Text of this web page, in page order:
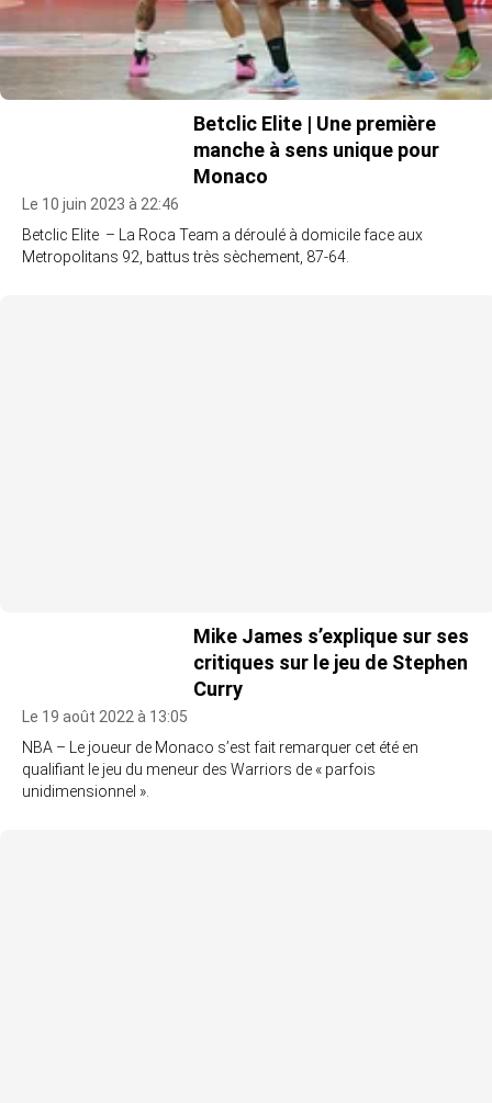
Betclic Elite | Une première
manche à sens unique pour
Monaco
Le 10 juin 2023 à 22:46
Betclic Elite – La Roca Team a déroulé à domicile face aux
Metropolitans 92, battus très sèchement, 87-64.
Mike James s’explique sur ses
critiques sur le jeu de Stephen
Curry
Le 19 août 2022 à 13:05
NBA – Le joueur de Monaco s’est fait remarquer cet été en
qualifiant le jeu du meneur des Warriors de « parfois
unidimensionnel ».